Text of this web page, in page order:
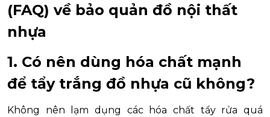
(FAQ) về bảo quản đồ nội thất
nhựa
1. Có nên dùng hóa chất mạnh
để tẩy trắng đồ nhựa cũ không?
Không nên lạm dụng các hóa chất tẩy rửa quá